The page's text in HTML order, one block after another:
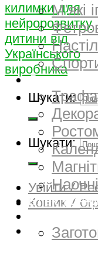
Шукати:
Шукати:
Увійти /
Кошик / 0
М’які
Декор